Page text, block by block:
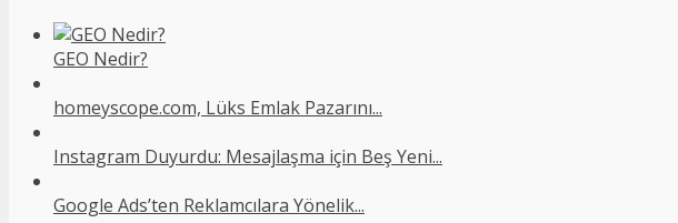
GEO Nedir?
homeyscope.com, Lüks Emlak Pazarını...
Instagram Duyurdu: Mesajlaşma için Beş Yeni...
Google Ads’ten Reklamcılara Yönelik...